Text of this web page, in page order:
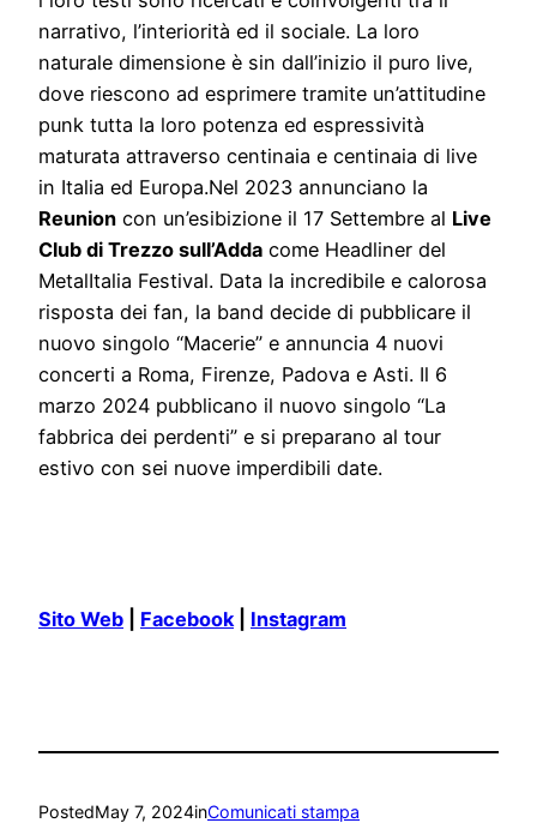
narrativo, l’interiorità ed il sociale. La loro
naturale dimensione è sin dall’inizio il puro live,
dove riescono ad esprimere tramite un’attitudine
punk tutta la loro potenza ed espressività
maturata attraverso centinaia e centinaia di live
in Italia ed Europa.Nel 2023 annunciano la
Reunion con un’esibizione il 17 Settembre al Live
Club di Trezzo sull’Adda come Headliner del
MetalItalia Festival. Data la incredibile e calorosa
risposta dei fan, la band decide di pubblicare il
nuovo singolo “Macerie” e annuncia 4 nuovi
concerti a Roma, Firenze, Padova e Asti. Il 6
marzo 2024 pubblicano il nuovo singolo “La
fabbrica dei perdenti” e si preparano al tour
estivo con sei nuove imperdibili date.
Sito Web Facebook| Instagram
PostedMay 7, 2024inComunicati stampa